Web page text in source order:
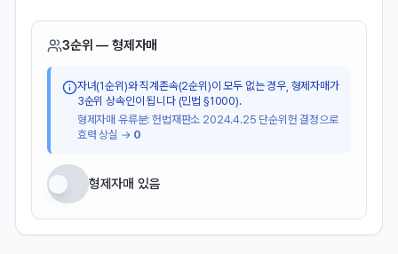
3순위 — 형제자매
자녀(1순위)와 직계존속(2순위)이 모두 없는 경우, 형제자매가
3순위 상속인이 됩니다 (민법 §1000).
형제자매 유류분: 헌법재판소 2024.4.25 단순위헌 결정으로
효력 상실 → 0
형제자매 있음